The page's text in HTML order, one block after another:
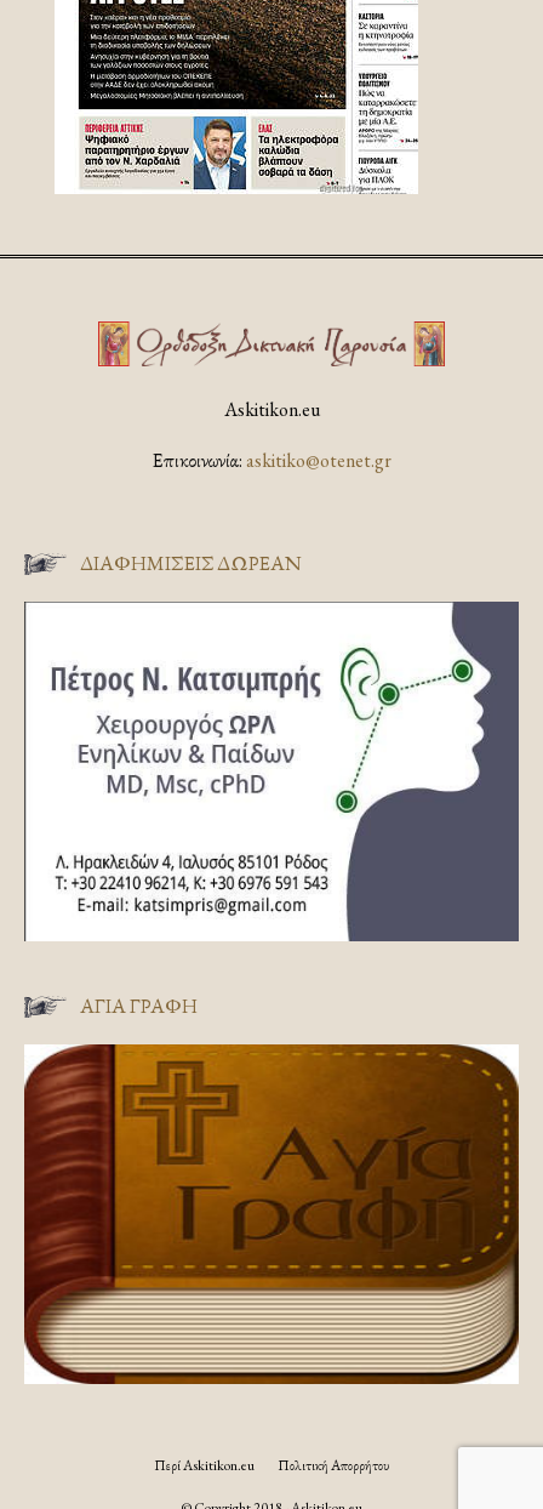
Askitikon.eu
Επικοινωνία:askitiko@otenet.gr
ΔΙΑΦΗΜΊΣΕΙΣ ΔΩΡΕΆΝ
ΑΓΊΑ ΓΡΑΦΉ
Περί Askitikon.eu Πολιτική Απορρήτου